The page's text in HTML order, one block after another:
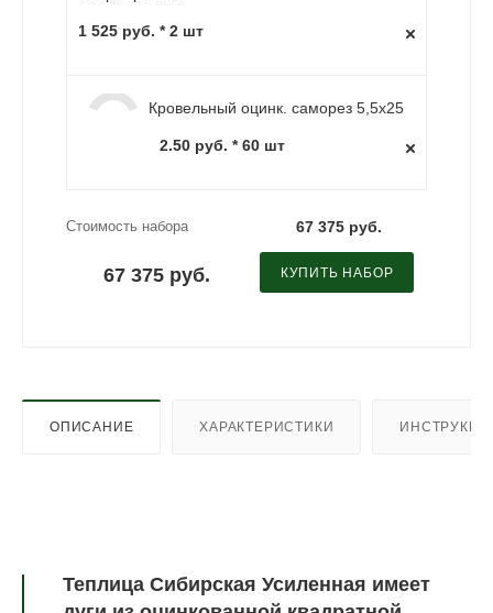
1 525 руб. * 2 шт
Кровельный оцинк. саморез 5,5х25
2.50 руб. * 60 шт
Стоимость набора 67 375 руб.
67 375 руб. КУПИТЬ НАБОР
ОПИСАНИЕ ХАРАКТЕРИСТИКИ
Теплица Сибирская Усиленная имеет